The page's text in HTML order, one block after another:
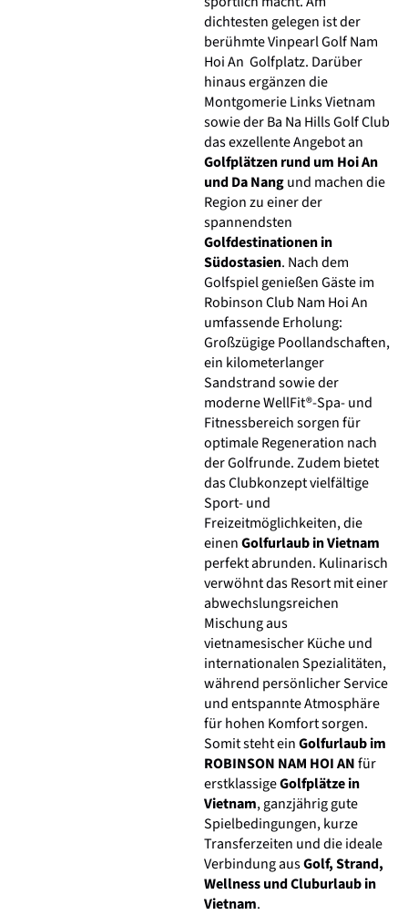
dichtesten gelegen ist der
berühmte Vinpearl Golf Nam
Hoi An Golfplatz. Darüber
hinaus ergänzen die
Montgomerie Links Vietnam
sowie der Ba Na Hills Golf Club
das exzellente Angebot an
Golfplätzen rund um Hoi An
und Da Nangund machen die
Region zu einer der
spannendsten
Golfdestinationen in
Südostasien. Nach dem
Golfspiel genießen Gäste im
Robinson Club Nam Hoi An
umfassende Erholung:
Großzügige Poollandschaften,
ein kilometerlanger
Sandstrand sowie der
moderne WellFit®-Spa- und
Fitnessbereich sorgen für
optimale Regeneration nach
der Golfrunde. Zudem bietet
das Clubkonzept vielfältige
Sport- und
Freizeitmöglichkeiten, die
einenGolfurlaub in Vietnam
perfekt abrunden. Kulinarisch
verwöhnt das Resort mit einer
abwechslungsreichen
Mischung aus
vietnamesischer Küche und
internationalen Spezialitäten,
während persönlicher Service
und entspannte Atmosphäre
für hohen Komfort sorgen.
Somit steht einGolfurlaub im
ROBINSON NAM HOI ANfür
erstklassigeGolfplätze in
Vietnam, ganzjährig gute
Spielbedingungen, kurze
Transferzeiten und die ideale
Verbindung ausGolf, Strand,
Wellness und Cluburlaub in
Vietnam.